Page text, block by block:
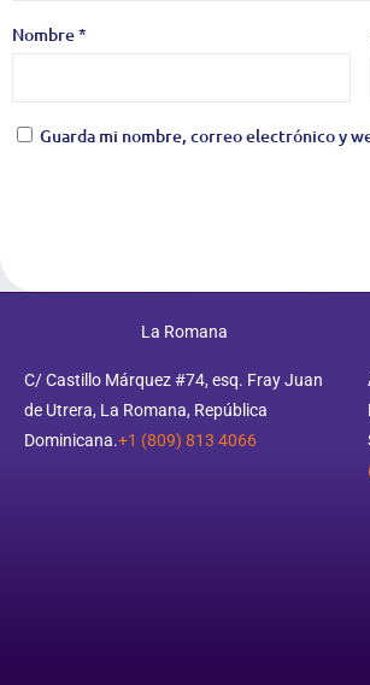
Nombre*
Guarda mi nombre, correo electrónico y
La Romana
C/ Castillo Márquez #74, esq. Fray Juan
de Utrera, La Romana, República
Dominicana.+1 (809) 813 4066